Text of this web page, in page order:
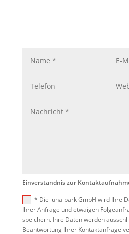
Einverständnis zur
* Die luna-park GmbH wird Ihre
Ihrer Anfrage und etwaigen
speichern. Ihre Daten werden
Beantwortung Ihrer Kontaktanfrage